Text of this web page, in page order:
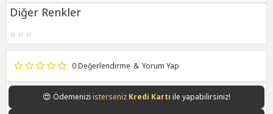
0 Değerlendirme & Yorum Yap
Diğer Renkler
😍 Ödemenizi istersenizKredi Kartı ile yapabilirsiniz!